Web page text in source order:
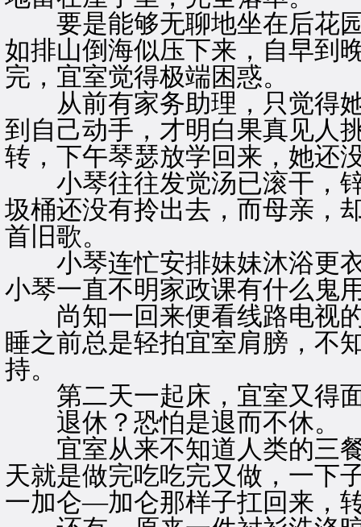
要是能够无聊地坐在后花园
如排山倒海似压下来，自早到
完，宜室觉得极端困惑。
从前有家务助理，只觉得她
到自己动手，才明白果真见人
转，下午琴瑟放学回来，她还
小琴往往发觉汤已滚干，锌
圾桶还没有拎出去，而母亲，
首旧歌。
小琴连忙安排妹妹沐浴更衣
小琴一直不明家政课有什么鬼
尚知一回来便看线路电视的
睡之前总是轻拍宜室肩膀，不
持。
第二天一起床，宜室又得面
退休？恐怕是退而不休。
宜室从来不知道人类的三餐
天就是做完吃吃完又做，一下
一加仑—加仑那样子扛回来，